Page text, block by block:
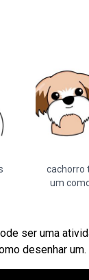
cachorro
um
ser uma
desenhar